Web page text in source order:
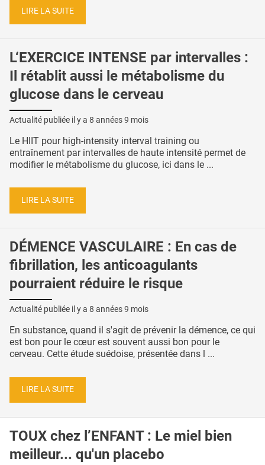
LIRE LA SUITE
L‘EXERCICE INTENSE par intervalles :
Il rétablit aussi le métabolisme du
glucose dans le cerveau
Actualité publiée il y a 8 années 9 mois
Le HIIT pour high-intensity interval training ou
entraînement par intervalles de haute intensité permet de
modifier le métabolisme du glucose, ici dans le ...
LIRE LA SUITE
DÉMENCE VASCULAIRE : En cas de
fibrillation, les anticoagulants
pourraient réduire le risque
Actualité publiée il y a 8 années 9 mois
En substance, quand il s'agit de prévenir la démence, ce qui
est bon pour le cœur est souvent aussi bon pour le
cerveau. Cette étude suédoise, présentée dans l ...
LIRE LA SUITE
TOUX chez l’ENFANT : Le miel bien
meilleur... qu'un placebo